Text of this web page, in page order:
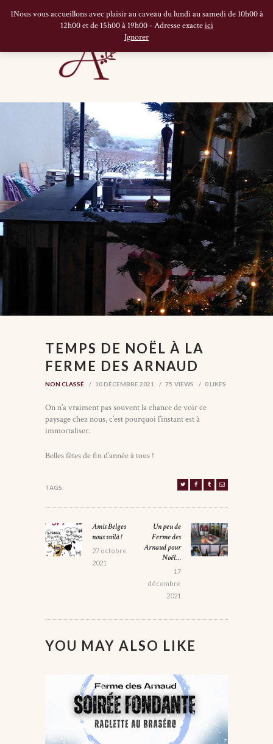
TEMPS DE NOËL À LA
FERME DES ARNAUD
NON CLASSÉ 10 DÉCEMBRE 2021 75 VIEWS 0 LIKES
On n’a vraiment pas souvent la chance de voir ce
paysage chez nous, c’est pourquoi l’instant est à
immortaliser.
Belles fêtes de fin d’année à tous !
TAGS:
DE
L’ARTICLE
Previous
post:
Amis Belges
nous voilà !
27 octobre
2021
Next
post:
Un peu de
Ferme des
Arnaud pour
Noël…
17
décembre
2021
YOU MAY ALSO LIKE
1Nous vous accueillons avec plaisir au caveau du lundi au samedi de 10h00 à
12h00 et de 15h00 à 19h00 - Adresse exacteici
Ignorer